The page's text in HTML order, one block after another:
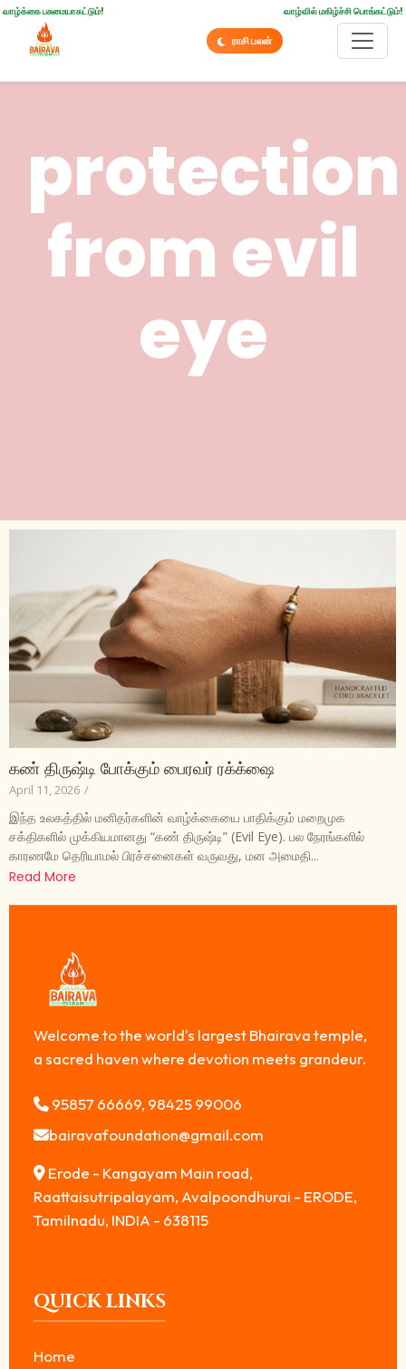
வாழ்க்கை பசுமையாகட்டும்! வாழ்வில் மகிழ்ச்சி பொங்கட்டும்!
ராசி பலன்
protection
from evil
eye
கண் திருஷ்டி போக்கும் பைரவர் ரக்க்ஷை
April 11, 2026 /
இந்த உலகத்தில் மனிதர்களின் வாழ்க்கையை பாதிக்கும் மறைமுக
சக்திகளில் முக்கியமானது “கண் திருஷ்டி” (Evil Eye). பல நேரங்களில்
காரணமே தெரியாமல் பிரச்சனைகள் வருவது, மன அமைதி...
Read More
Welcome to the world's largest Bhairava temple,
a sacred haven where devotion meets grandeur.
95857 66669, 98425 99006
bairavafoundation@gmail.com
Erode - Kangayam Main road,
Raattaisutripalayam, Avalpoondhurai - ERODE,
Tamilnadu, INDIA - 638115
QUICK LINKS
Home